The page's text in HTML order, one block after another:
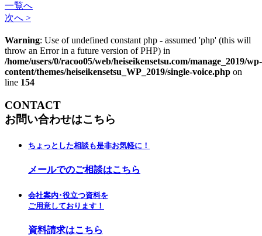
一覧へ
次へ >
Warning: Use of undefined constant php - assumed 'php' (this will
throw an Error in a future version of PHP) in
/home/users/0/racoo05/web/heiseikensetsu.com/manage_2019/wp-
content/themes/heiseikensetsu_WP_2019/single-voice.php on
line 154
CONTACT
お問い合わせはこちら
ちょっとした相談も是非お気軽に！
メールでのご相談はこちら
会社案内･役立つ資料を
ご用意しております！
資料請求はこちら